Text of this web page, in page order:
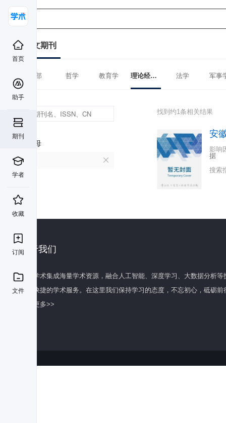
首页
助手
期刊
学者
收藏
订阅
文件
中文期刊
全部 哲学 教育学 理论经济学 法学 军事
首字母
A
找到约1条相关结果
安
影响
据
搜索
关于我们
百度学术集成海量学术资源，融合人工智能、深度学习、大数据分析
全面快捷的学术服务。在这里我们保持学习的态度，不忘初心，砥砺前
了解更多>>